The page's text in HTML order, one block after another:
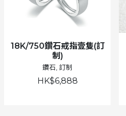
18K/750鑽石戒指壹隻(訂
制)
鑽石, 訂制
HK$6,888